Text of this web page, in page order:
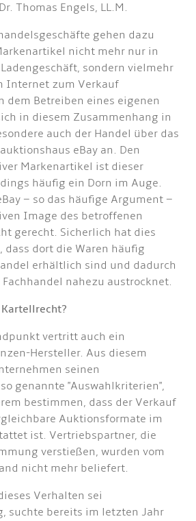
Thomas Engels, LL.M.
gehen dazu
nicht mehr nur in
sondern vielmehr
Internet zum Verkauf
dem Betreiben eines eigenen
in diesem Zusammenhang in
auch der Handel über das
eBay an. Den
Markenartikel ist dieser
häufig ein Dorn im Auge.
– so das häufige Argument –
Image des betroffenen
gerecht. Sicherlich hat dies
dort die Waren häufig
erhältlich sind und dadurch
nahezu austrocknet.
vertritt auch ein
Hersteller. Aus diesem
seinen
genannte "Auswahlkriterien",
bestimmen, dass der Verkauf
Auktionsformate im
ist. Vertriebspartner, die
verstießen, wurden vom
nicht mehr beliefert.
Verhalten sei
suchte bereits im letzten Jahr